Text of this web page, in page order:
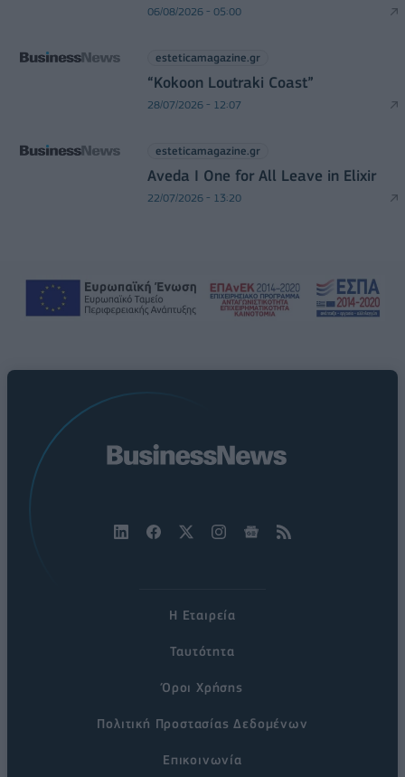
06/08/2026 - 05:00
esteticamagazine.gr
“Kokoon Loutraki Coast”
28/07/2026 - 12:07
esteticamagazine.gr
Aveda I One for All Leave in Elixir
22/07/2026 - 13:20
Η Εταιρεία
Ταυτότητα
Όροι Χρήσης
Πολιτική Προστασίας Δεδομένων
Επικοινωνία